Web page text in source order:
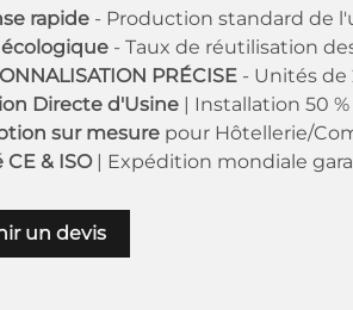
rapide - Production standard de
- Taux de réutilisation
PRÉCISE - Unités
Directe d'Usine | Installation 50
sur mesure pour Hôtellerie/
& ISO | Expédition mondiale
un devis